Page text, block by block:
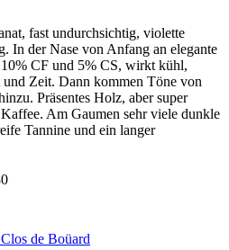
fast undurchsichtig, violette
In der Nase von Anfang an elegante
CF und 5% CS, wirkt kühl,
Zeit. Dann kommen Töne von
Präsentes Holz, aber super
Am Gaumen sehr viele dunkle
Tannine und ein langer
de Boüard